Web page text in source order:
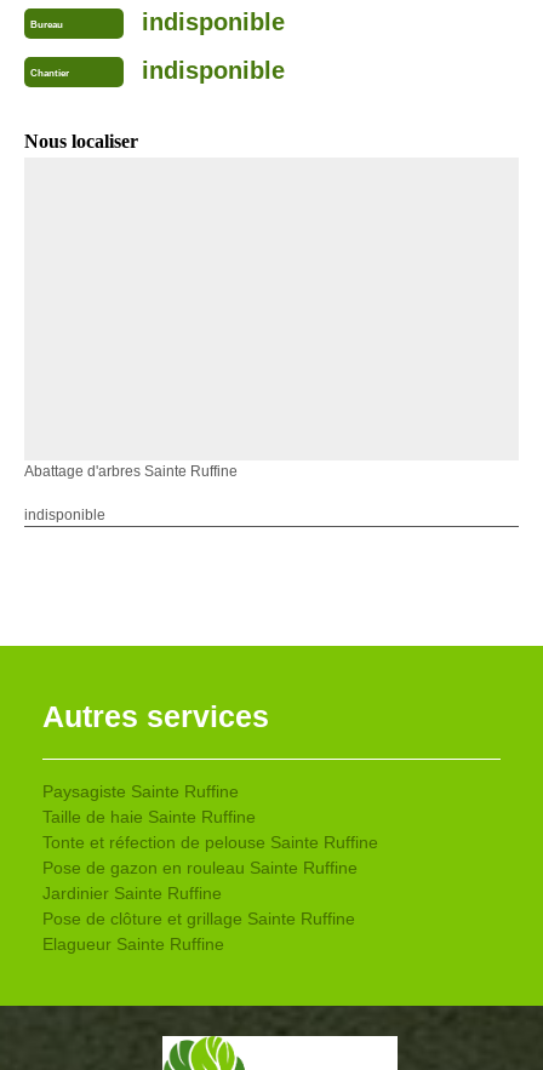
Bureau indisponible
Chantier indisponible
Nous localiser
Abattage d'arbres Sainte Ruffine
indisponible
Autres services
Paysagiste Sainte Ruffine
Taille de haie Sainte Ruffine
Tonte et réfection de pelouse Sainte Ruffine
Pose de gazon en rouleau Sainte Ruffine
Jardinier Sainte Ruffine
Pose de clôture et grillage Sainte Ruffine
Elagueur Sainte Ruffine